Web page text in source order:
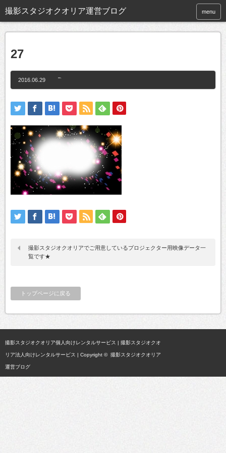
撮影スタジオクオリア運営ブログ menu
27
2016.06.29
撮影スタジオクオリアでご用意しているプロジェクター用映像データ一
覧です★
トップページに戻る
撮影スタジオクオリア個人向けレンタルサービス | 撮影スタジオクオ
リア法人向けレンタルサービス | Copyright © 撮影スタジオクオリア
運営ブログ